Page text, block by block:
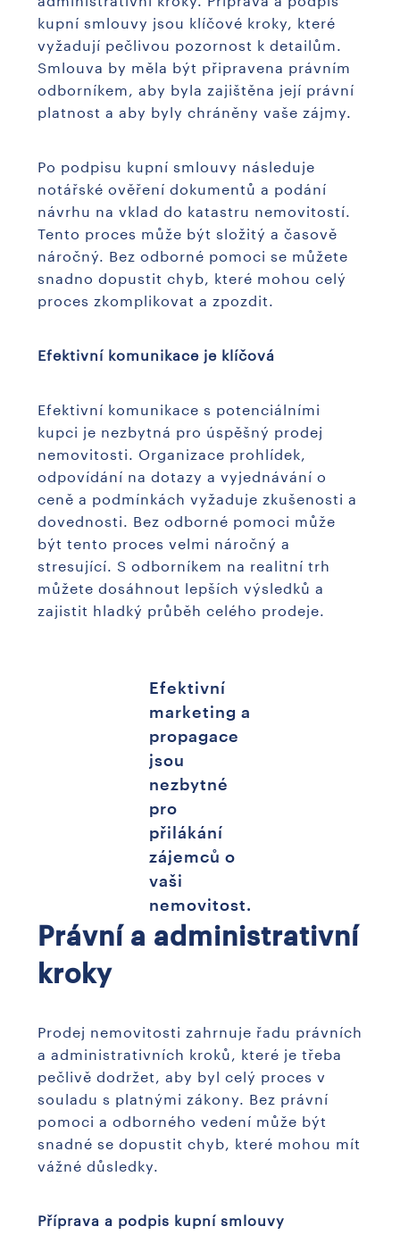
kupní smlouvy jsou klíčové kroky, které
vyžadují pečlivou pozornost k detailům.
Smlouva by měla být připravena právním
odborníkem, aby byla zajištěna její právní
platnost a aby byly chráněny vaše zájmy.
Po podpisu kupní smlouvy následuje
notářské ověření dokumentů a podání
návrhu na vklad do katastru nemovitostí.
Tento proces může být složitý a časově
náročný. Bez odborné pomoci se můžete
snadno dopustit chyb, které mohou celý
proces zkomplikovat a zpozdit.
Efektivní komunikace je klíčová
Efektivní komunikace s potenciálními
kupci je nezbytná pro úspěšný prodej
nemovitosti. Organizace prohlídek,
odpovídání na dotazy a vyjednávání o
ceně a podmínkách vyžaduje zkušenosti a
dovednosti. Bez odborné pomoci může
být tento proces velmi náročný a
stresující. S odborníkem na realitní trh
můžete dosáhnout lepších výsledků a
zajistit hladký průběh celého prodeje.
Efektivní
marketing a
propagace
jsou
nezbytné
pro
přilákání
zájemců o
vaši
nemovitost.
Právní a administrativní
kroky
Prodej nemovitosti zahrnuje řadu právních
a administrativních kroků, které je třeba
pečlivě dodržet, aby byl celý proces v
souladu s platnými zákony. Bez právní
pomoci a odborného vedení může být
snadné se dopustit chyb, které mohou mít
vážné důsledky.
Příprava a podpis kupní smlouvy